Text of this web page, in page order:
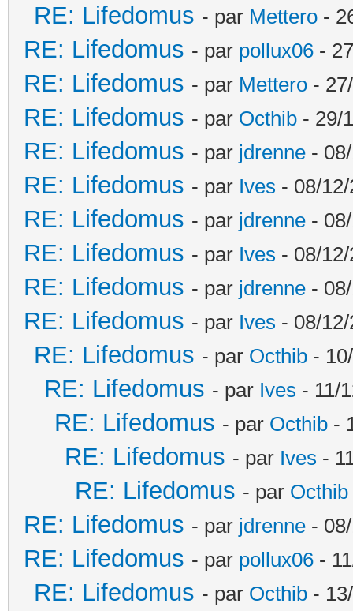
RE: Lifedomus - par Mettero -
RE: Lifedomus - par pollux06 -
RE: Lifedomus - par Mettero -
RE: Lifedomus - par Octhib - 29/
RE: Lifedomus - par jdrenne -
RE: Lifedomus - par Ives - 08/
RE: Lifedomus - par jdrenne -
RE: Lifedomus - par Ives - 08/
RE: Lifedomus - par jdrenne -
RE: Lifedomus - par Ives - 08/
RE: Lifedomus - par Octhib -
RE: Lifedomus - par Ives - 11/
RE: Lifedomus - par Octhib -
RE: Lifedomus - par Ives -
RE: Lifedomus - par Octhib
RE: Lifedomus - par jdrenne -
RE: Lifedomus - par pollux06 -
RE: Lifedomus - par Octhib -